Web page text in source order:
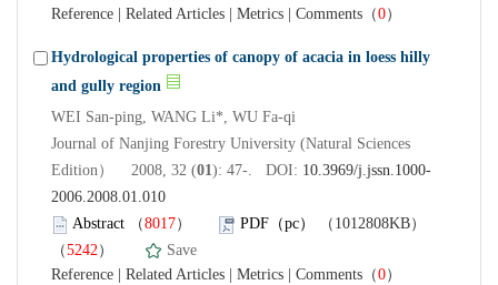
Reference
Related Articles Metrics Comments （0）
Hydrological properties of canopy of acacia in loess hilly
and gully region
WEI San-ping, WANG Li*, WU Fa-qi
Journal of Nanjing Forestry University (Natural Sciences
Edition） 2008, 32 (01): 47-. DOI: 10.3969/j.jssn.1000-
2006.2008.01.010
Abstract （8017） PDF（pc）
（1012808KB）
（5242）
Save
Reference
Related Articles Metrics Comments （0）